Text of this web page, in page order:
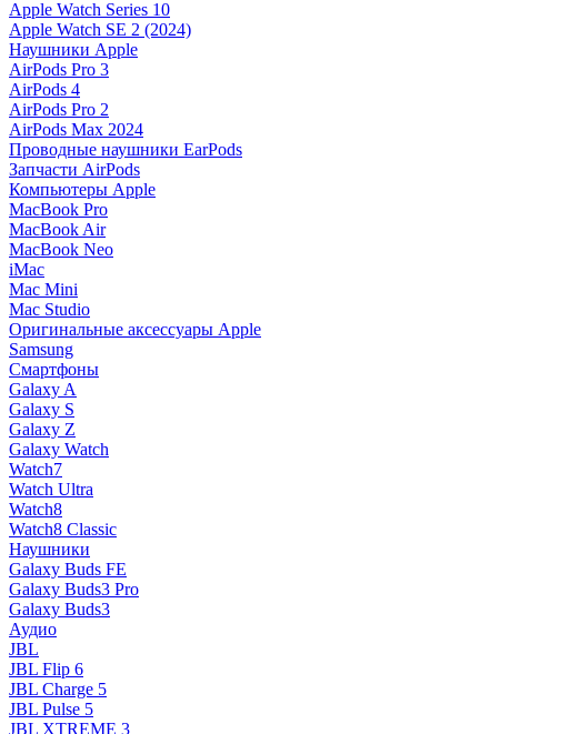
Apple Watch Series 10
Apple Watch SE 2 (2024)
Наушники Apple
AirPods Pro 3
AirPods 4
AirPods Pro 2
AirPods Max 2024
Проводные наушники EarPods
Запчасти AirPods
Компьютеры Apple
MacBook Pro
MacBook Air
MacBook Neo
iMac
Mac Mini
Mac Studio
Оригинальные аксессуары Apple
Samsung
Смартфоны
Galaxy A
Galaxy S
Galaxy Z
Galaxy Watch
Watch7
Watch Ultra
Watch8
Watch8 Classic
Наушники
Galaxy Buds FE
Galaxy Buds3 Pro
Galaxy Buds3
Аудио
JBL
JBL Flip 6
JBL Charge 5
JBL Pulse 5
JBL XTREME 3